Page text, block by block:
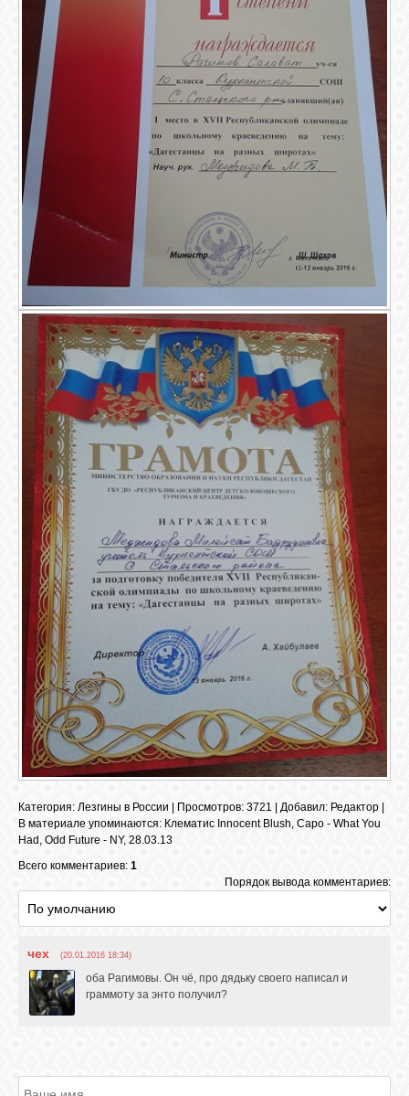
КОНТАКТЫ
ВХОД
RSS
VK
TWITTER
FACEBOOK
Категория: Лезгины в России Просмотров: 3721 | Добавил: Редактор
В материале упоминаются: Клематис Innocent Blush, Capo - What You
Had , Odd Future - NY, 28.03.13
Всего комментариев: 1
Порядок вывода комментариев:
чех (20.01.2016 18:34)
оба Рагимовы. Он чё, про дядьку своего написал и
граммоту за энто получил?